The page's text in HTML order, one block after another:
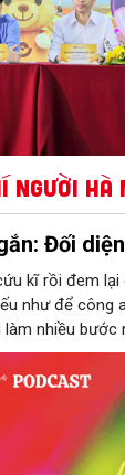
Hà
Đối diện
kĩ rồi đem
như để công
nhiều bước
tập bài viết
thứ ba, loạt
lại...